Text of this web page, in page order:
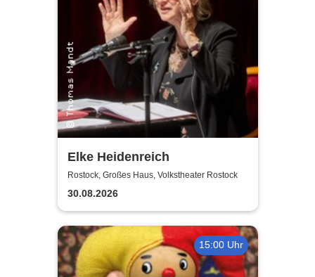
Elke Heidenreich
Rostock, Großes Haus, Volkstheater Rostock
30.08.2026
15:00 Uhr